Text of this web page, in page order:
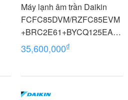
Máy lạnh âm trần Daikin
FCFC85DVM/RZFC85EVM
+BRC2E61+BYCQ125EAF8
Inverter 3.5 HP (3.5 Ngựa) 1
pha
35,600,000₫